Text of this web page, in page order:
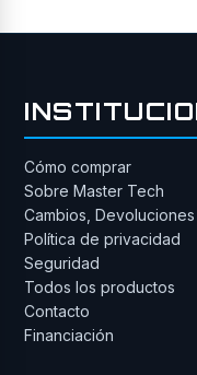
Cómo comprar
Sobre Master Tech
Cambios, Devoluciones
Política de privacidad
Seguridad
Todos los productos
Contacto
Financiación